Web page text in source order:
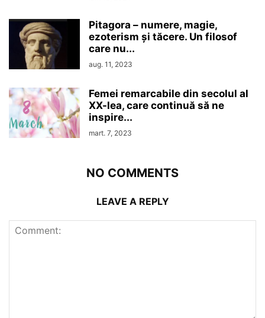
Pitagora – numere, magie,
ezoterism şi tăcere. Un filosof
care nu...
aug. 11, 2023
Femei remarcabile din secolul al
XX-lea, care continuă să ne
inspire...
mart. 7, 2023
NO COMMENTS
LEAVE A REPLY